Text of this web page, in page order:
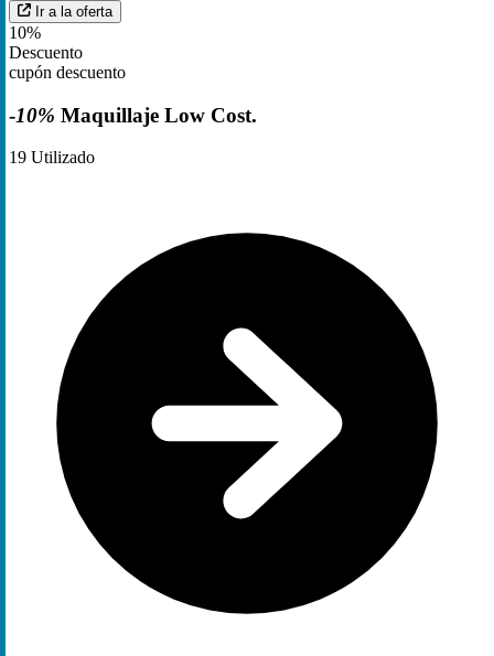
Ir a la oferta
10%
Descuento
cupón descuento
-10% Maquillaje Low Cost.
19 Utilizado